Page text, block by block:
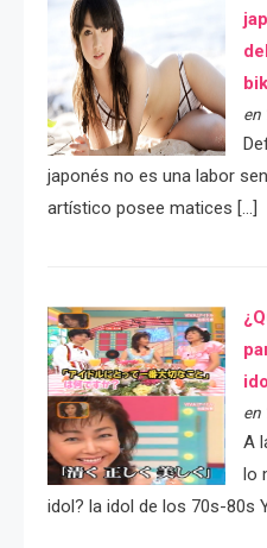
en
japonés no es una labor
artístico posee matices […]
en
A
lo
idol? la idol de los 70s-80s